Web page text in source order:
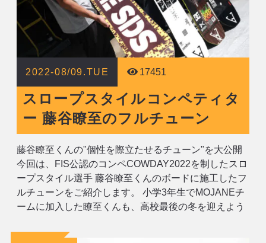
2022-08/09.TUE 17451
スロープスタイルコンペティタ
ー 藤谷瞭至のフルチューン
藤谷瞭至くんの"個性を際立たせるチューン"を大公開
今回は、FIS公認のコンペCOWDAY2022を制したスロ
ープスタイル選手 藤谷瞭至くんのボードに施工したフ
ルチューンをご紹介します。 小学3年生でMOJANEチ
ームに加入した瞭至くんも、高校最後の冬を迎えよう
後、彼が掲げた目標は「オリンピックでの金メダ